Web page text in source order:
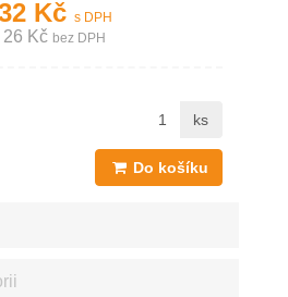
Kč s DPH
26 Kč bez DPH
ks
Do košíku